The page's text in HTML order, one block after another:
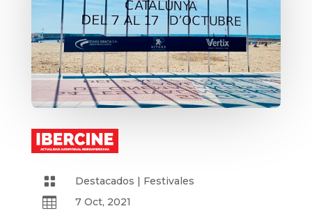
 Destacados | Festivales
 7 Oct, 2021